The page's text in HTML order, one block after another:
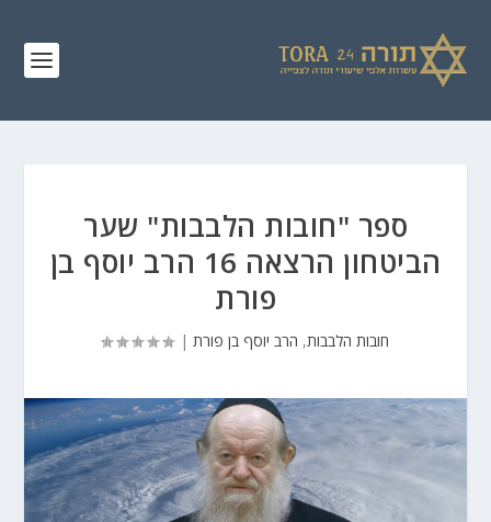
ספר "חובות הלבבות" שער
הביטחון הרצאה 16 הרב יוסף בן
פורת
חובות הלבבות, הרב יוסף בן פורת |